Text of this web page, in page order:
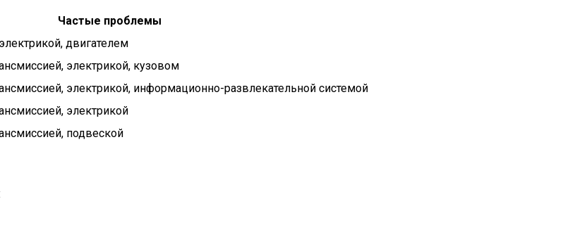
Частые проблемы
двигателем
электрикой, кузовом
электрикой, информационно-развлекательной системой
электрикой
подвеской